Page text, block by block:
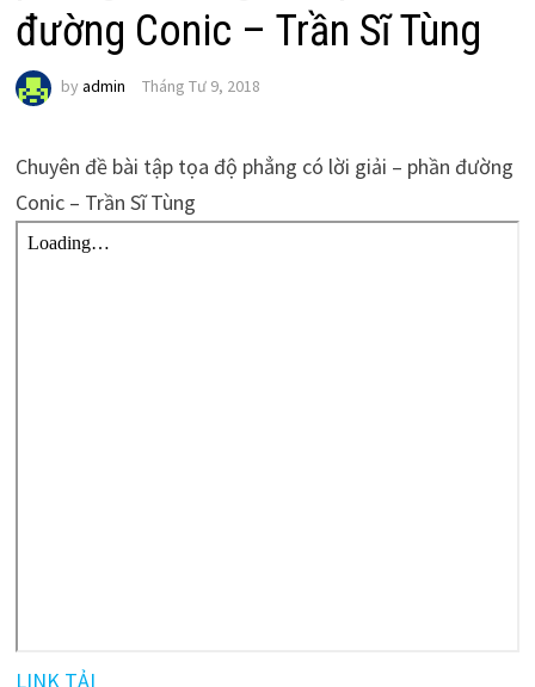
đường Conic – Trần Sĩ Tùng
by admin Tháng Tư 9, 2018
Chuyên đề bài tập tọa độ phẳng có lời giải – phần đường
Conic – Trần Sĩ Tùng
LINK TẢI